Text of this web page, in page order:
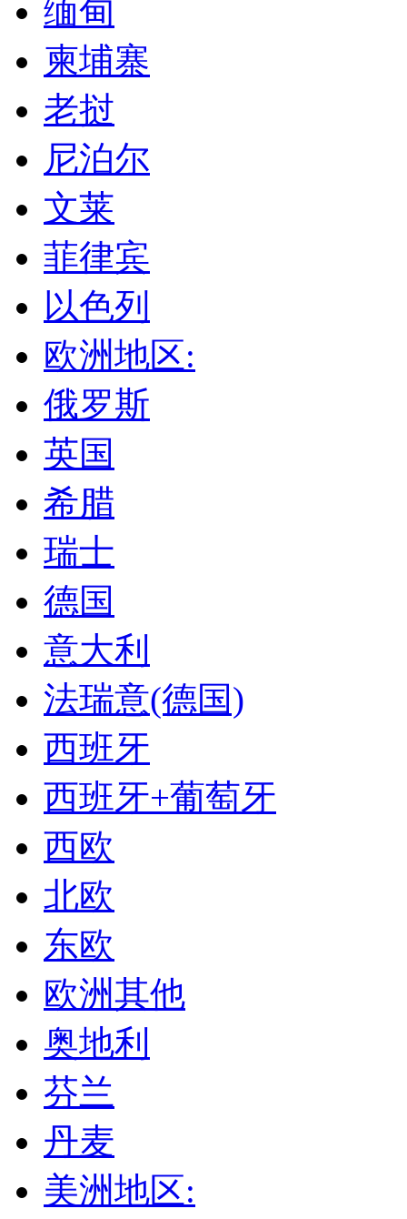
缅甸
柬埔寨
老挝
尼泊尔
文莱
菲律宾
以色列
欧洲地区:
俄罗斯
英国
希腊
瑞士
德国
意大利
法瑞意(德国)
西班牙
西班牙+葡萄牙
西欧
北欧
东欧
欧洲其他
奥地利
芬兰
丹麦
美洲地区: